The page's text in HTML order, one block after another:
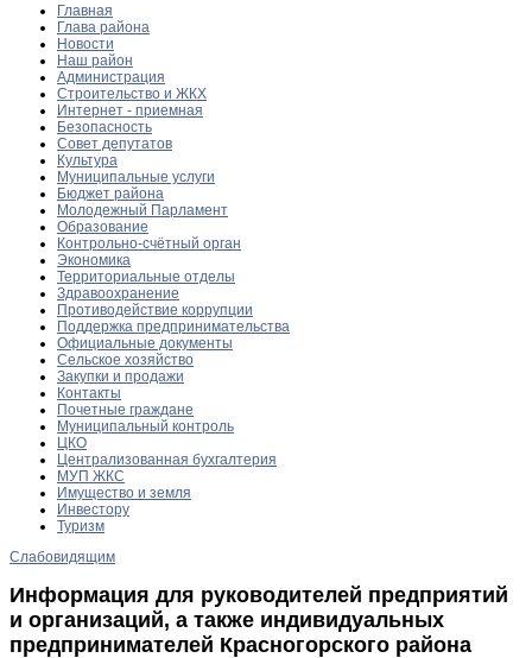
Главная
Глава района
Новости
Наш район
Администрация
Строительство и ЖКХ
Интернет - приемная
Безопасность
Совет депутатов
Культура
Муниципальные услуги
Бюджет района
Молодежный Парламент
Образование
Контрольно-счётный орган
Экономика
Территориальные отделы
Здравоохранение
Противодействие коррупции
Поддержка предпринимательства
Официальные документы
Сельское хозяйство
Закупки и продажи
Контакты
Почетные граждане
Муниципальный контроль
ЦКО
Централизованная бухгалтерия
МУП ЖКС
Имущество и земля
Инвестору
Туризм
Слабовидящим
Информация для руководителей предприятий
и организаций, а также индивидуальных
предпринимателей Красногорского района